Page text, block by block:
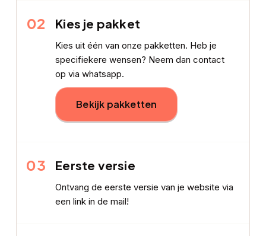
02 Kies je pakket
Kies uit één van onze pakketten. Heb je
specifiekere wensen? Neem dan contact
op via whatsapp.
Bekijk pakketten
03 Eerste versie
Ontvang de eerste versie van je website via
een link in de mail!